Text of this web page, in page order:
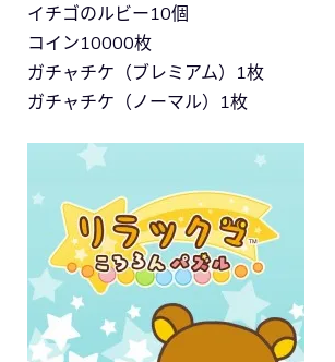
イチゴのルビー10個
コイン10000枚
ガチャチケ（ブレミアム）1枚
ガチャチケ（ノーマル）1枚